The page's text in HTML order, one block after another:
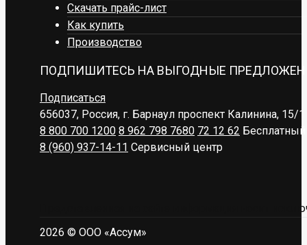
Скачать прайс-лист
Как купить
Производство
ПОДПИШИТЕСЬ НА ВЫГОДНЫЕ
Подписаться
656037, Россия, г. Барнаул проспект Калинина, 15/1
8 800 700 1200 8 962 798 7680 72 12 62
8 (960) 937-14-11 Сервисный центр
Представленная на сайте информация носит
2026 © ООО «Ассум»